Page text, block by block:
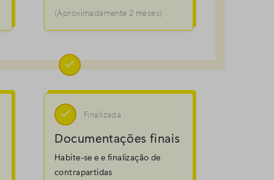
(Aproximadamente 2 meses)

 Finalizada
Documentações finais
Habite-se e e finalização de
contrapartidas